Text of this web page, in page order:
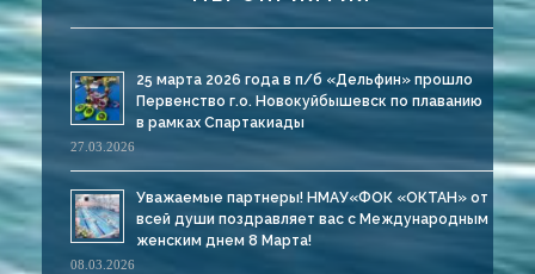
25 марта 2026 года в п/б «Дельфин» прошло
Первенство г.о. Новокуйбышевск по плаванию
в рамках Спартакиады
27.03.2026
Уважаемые партнеры! НМАУ«ФОК «ОКТАН» от
всей души поздравляет вас с Международным
женским днем 8 Марта!
08.03.2026